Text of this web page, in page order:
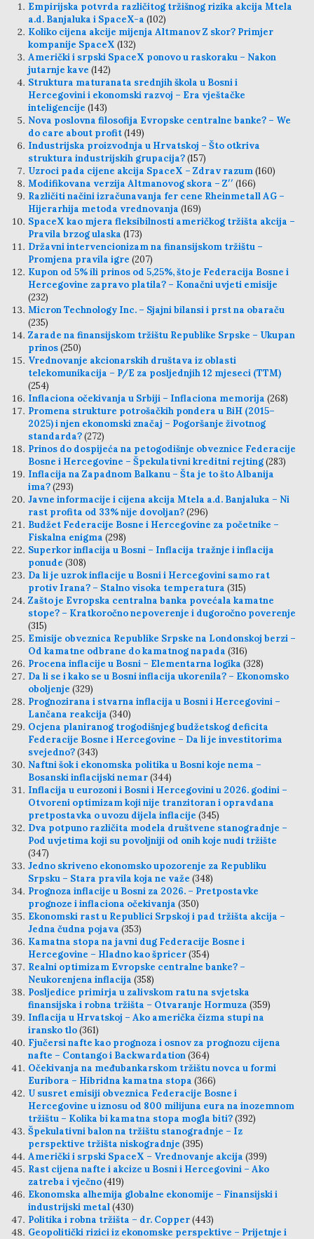
Empirijska potvrda različitog tržišnog rizika akcija Mtela
a.d. Banjaluka i SpaceX-a (102)
Koliko cijena akcije mijenja Altmanov Z skor? Primjer
kompanije SpaceX (132)
Američki i srpski SpaceX ponovo u raskoraku – Nakon
jutarnje kave (142)
Struktura maturanata srednjih škola u Bosni i
Hercegovini i ekonomski razvoj – Era vještačke
inteligencije (143)
Nova poslovna filosofija Evropske centralne banke? – We
do care about profit(149)
Industrijska proizvodnja u Hrvatskoj – Što otkriva
struktura industrijskih grupacija?(157)
Uzroci pada cijene akcija SpaceX – Zdrav razum(160)
Modifikovana verzija Altmanovog skora – Z′′ (166)
Različiti načini izračunavanja fer cene Rheinmetall AG –
Hijerarhija metoda vrednovanja (169)
SpaceX kao mjera fleksibilnosti američkog tržišta akcija –
Pravila brzog ulaska (173)
Državni intervencionizam na finansijskom tržištu –
Promjena pravila igre (207)
Kupon od 5% ili prinos od 5,25%, što je Federacija Bosne i
Hercegovine zapravo platila? – Konačni uvjeti emisije
(232)
Micron Technology Inc. – Sjajni bilansi i prst na obaraču
(235)
Zarade na finansijskom tržištu Republike Srpske – Ukupan
prinos(250)
Vrednovanje akcionarskih društava iz oblasti
telekomunikacija – P/E za posljednjih 12 mjeseci (TTM)
(254)
Inflaciona očekivanja u Srbiji – Inflaciona memorija (268)
Promena strukture potrošačkih pondera u BiH (2015–
2025) i njen ekonomski značaj – Pogoršanje životnog
standarda?(272)
Prinos do dospijeća na petogodišnje obveznice Federacije
Bosne i Hercegovine – Špekulativni kreditni rejting(283)
Inflacija na Zapadnom Balkanu – Šta je to što Albanija
ima?(293)
Javne informacije i cijena akcija Mtela a.d. Banjaluka – Ni
rast profita od 33% nije dovoljan?(296)
Budžet Federacije Bosne i Hercegovine za početnike –
Fiskalna enigma (298)
Superkor inflacija u Bosni – Inflacija tražnje i inflacija
ponude (308)
Da li je uzrok inflacije u Bosni i Hercegovini samo rat
protiv Irana? – Stalno visoka temperatura (315)
Zašto je Evropska centralna banka povećala kamatne
stope? – Kratkoročno nepoverenje i dugoročno poverenje
(315)
Emisije obveznica Republike Srpske na Londonskoj berzi –
Od kamatne odbrane do kamatnog napada (316)
Procena inflacije u Bosni – Elementarna logika (328)
Da li se i kako se u Bosni inflacija ukorenila? – Ekonomsko
oboljenje (329)
Prognozirana i stvarna inflacija u Bosni i Hercegovini –
Lančana reakcija (340)
Ocjena planiranog trogodišnjeg budžetskog deficita
Federacije Bosne i Hercegovine – Da li je investitorima
svejedno?(343)
Naftni šok i ekonomska politika u Bosni koje nema –
Bosanski inflacijski nemar(344)
Inflacija u eurozoni i Bosni i Hercegovini u 2026. godini –
Otvoreni optimizam koji nije tranzitoran i opravdana
pretpostavka o uvozu dijela inflacije (345)
Dva potpuno različita modela društvene stanogradnje –
Pod uvjetima koji su povoljniji od onih koje nudi tržište
(347)
Jedno skriveno ekonomsko upozorenje za Republiku
Srpsku – Stara pravila koja ne važe (348)
Prognoza inflacije u Bosni za 2026. – Pretpostavke
prognoze i inflaciona očekivanja (350)
Ekonomski rast u Republici Srpskoj i pad tržišta akcija –
Jedna čudna pojava (353)
Kamatna stopa na javni dug Federacije Bosne i
Hercegovine – Hladno kao špricer(354)
Realni optimizam Evropske centralne banke? –
Neukorenjena inflacija (358)
Posljedice primirja u zalivskom ratu na svjetska
finansijska i robna tržišta – Otvaranje Hormuza (359)
Inflacija u Hrvatskoj – Ako američka čizma stupi na
iransko tlo(361)
Fjučersi nafte kao prognoza i osnov za prognozu cijena
nafte – Contango i Backwardation(364)
Očekivanja na međubankarskom tržištu novca u formi
Euribora – Hibridna kamatna stopa (366)
U susret emisiji obveznica Federacije Bosne i
Hercegovine u iznosu od 800 milijuna eura na inozemnom
tržištu – Kolika bi kamatna stopa mogla biti?(392)
Špekulativni balon na tržištu stanogradnje – Iz
perspektive tržišta niskogradnje (395)
Američki i srpski SpaceX – Vrednovanje akcija (399)
Rast cijena nafte i akcize u Bosni i Hercegovini – Ako
zatreba i vječno(419)
Ekonomska alhemija globalne ekonomije – Finansijski i
industrijski metal(430)
Politika i robna tržišta – dr. Copper(443)
Geopolitički rizici iz ekonomske perspektive – Prijetnje i